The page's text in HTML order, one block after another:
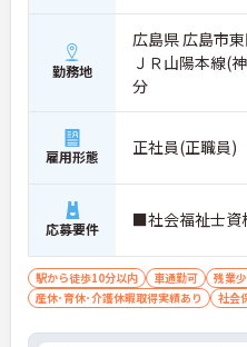
勤務地
広島県 広島市
ＪＲ山陽本線(
分
雇用形態 正社員(正職員)
応募要件 ■社会福祉士資
駅から徒歩10分以内 車通勤可 残業
産休･育休･介護休暇取得実績あり
社会